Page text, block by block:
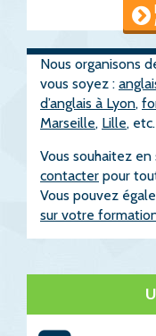
Nous organisons
vous soyez :
d’anglais à Lyon,
Marseille, Lille, etc.
Vous souhaitez en
contacter pour
Vous pouvez
sur votre